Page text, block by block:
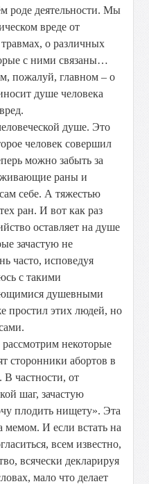
роде деятельности. Мы
вреде от
о различных
с ними связаны…
пожалуй, главном – о
душе человека
душе. Это
человек совершил
можно забыть за
раны и
себе. А тяжестью
ран. И вот как раз
оставляет на душе
зачастую не
часто, исповедуя
с такими
душевными
простил этих людей, но
рассмотрим некоторые
сторонники абортов в
В частности, от
шаг, зачастую
плодить нищету». Эта
мемом. И если встать на
всем известно,
всячески декларируя
мало что делает